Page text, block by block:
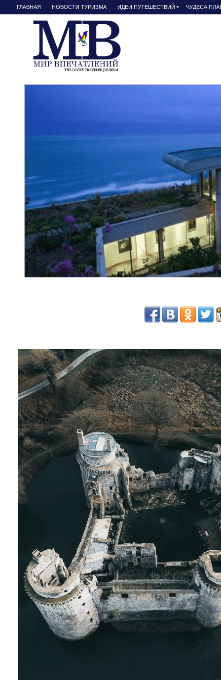
ГЛАВНАЯ НОВОСТИ ТУРИЗМА ИДЕИ ПУТЕШЕСТВИЙ ЧУДЕСА